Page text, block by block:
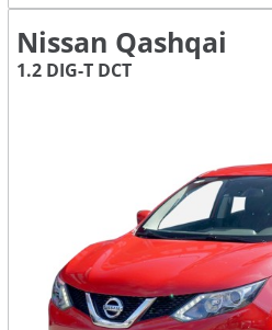
Nissan Qashqai
1.2 DIG-T DCT